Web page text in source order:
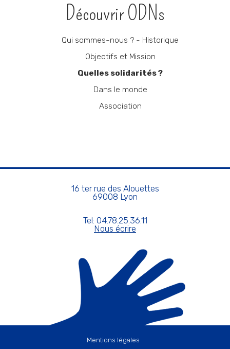
Découvrir ODNs
Qui sommes-nous ? - Historique
Objectifs et Mission
Quelles solidarités ?
Dans le monde
Association
16 ter rue des Alouettes
69008 Lyon
Tel: 04.78.25.36.11
Nous écrire
Mentions légales